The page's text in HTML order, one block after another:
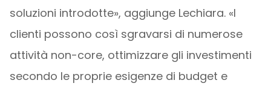
soluzioni introdotte», aggiunge Lechiara. «I
clienti possono così sgravarsi di numerose
attività non-core, ottimizzare gli investimenti
secondo le proprie esigenze di budget e